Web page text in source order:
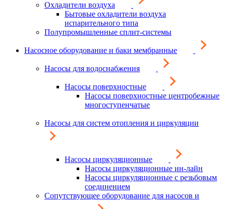
Охладители воздуха
Бытовые охладители воздуха
испарительного типа
Полупромышленные сплит-системы
Насосное оборудование и баки мембранные
Насосы для водоснабжения
Насосы поверхностные
Насосы поверхностные центробежные
многоступенчатые
Насосы для систем отопления и циркуляции
Насосы циркуляционные
Насосы циркуляционные ин-лайн
Насосы циркуляционные с резьбовым
соединением
Сопутствующее оборудование для насосов и